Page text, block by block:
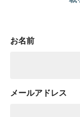
お名前
メールアドレス